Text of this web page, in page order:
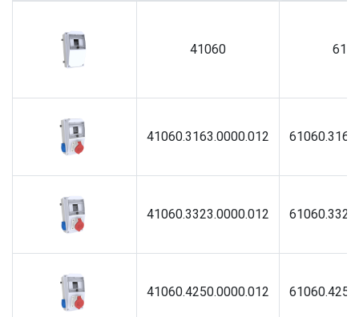
41060
41060.3163.0000.012
41060.3323.0000.012
41060.4250.0000.012